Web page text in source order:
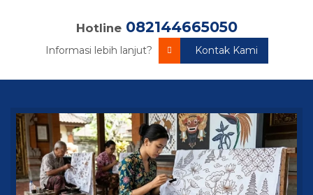
Hotline 082144665050
Informasi lebih lanjut? Kontak Kami